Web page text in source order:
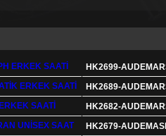
HK2699-
HK2689-
HK2682-
HK2679-